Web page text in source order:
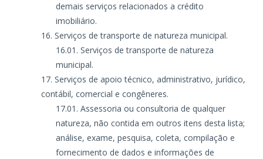
demais serviços relacionados a crédito
imobiliário.
Serviços de transporte de natureza municipal.
Serviços de transporte de natureza
municipal.
Serviços de apoio técnico, administrativo, jurídico,
contábil, comercial e congêneres.
Assessoria ou consultoria de qualquer
natureza, não contida em outros itens desta lista;
análise, exame, pesquisa, coleta, compilação e
fornecimento de dados e informações de